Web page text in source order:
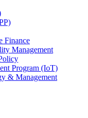
Finance
Management
Program (IoT)
& Management